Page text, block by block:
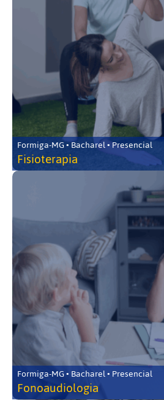
Formiga-MG • Bacharel • Presencial
Fisioterapia
Formiga-MG • Bacharel • Presencial
Fonoaudiologia